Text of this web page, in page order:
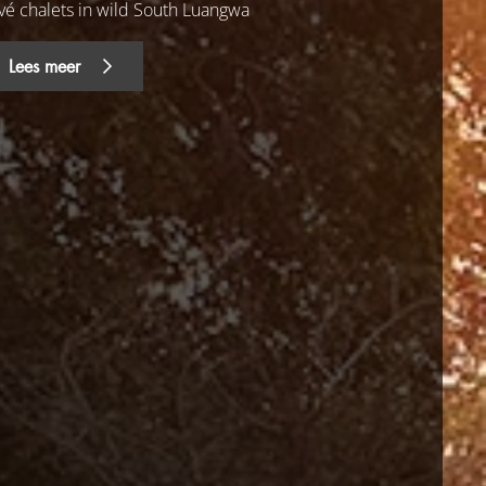
chalets in wild South Luangwa
Lees meer